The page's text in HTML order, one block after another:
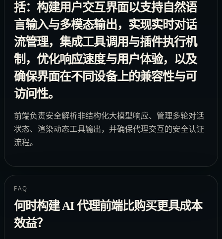
括：构建用户交互界面以支持自然语
言输入与多模态输出，实现实时对话
流管理，集成工具调用与插件执行机
制，优化响应速度与用户体验，以及
确保界面在不同设备上的兼容性与可
访问性。
前端负责安全解析非结构化大模型响应、管理多轮对话
状态、渲染动态工具输出，并确保代理交互的安全认证
流程。
FAQ
何时构建 AI 代理前端比购买更具成本
效益？